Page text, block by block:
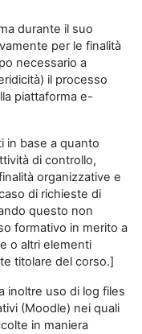
durante il suo
per le finalità
necessario a
il processo
piattaforma e-
in base a quanto
di controllo,
organizzative e
di richieste di
questo non
formativo in merito a
o altri elementi
titolare del corso.]
inoltre uso di log files
(Moodle) nei quali
in maniera